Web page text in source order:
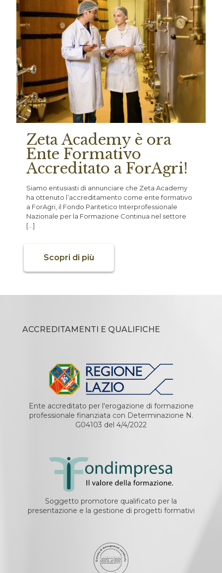
Zeta Academy è ora
Ente Formativo
Accreditato a ForAgri!
Siamo entusiasti di annunciare che Zeta Academy
ha ottenuto l’accreditamento come ente formativo
a ForAgri, il Fondo Paritetico Interprofessionale
Nazionale per la Formazione Continua nel settore
[…]
Scopri di più
ACCREDITAMENTI E QUALIFICHE
Ente accreditato per l'erogazione di formazione
professionale finanziata con Determinazione N.
G04103 del 4/4/2022
Soggetto promotore qualificato per la
presentazione e la gestione di progetti formativi